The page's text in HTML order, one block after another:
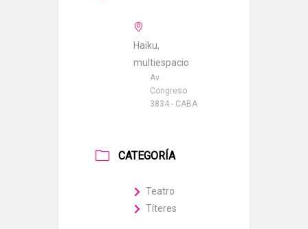
Haiku,
multiespacio
Av.
Congreso
3834 - CABA
CATEGORÍA
Teatro
Títeres